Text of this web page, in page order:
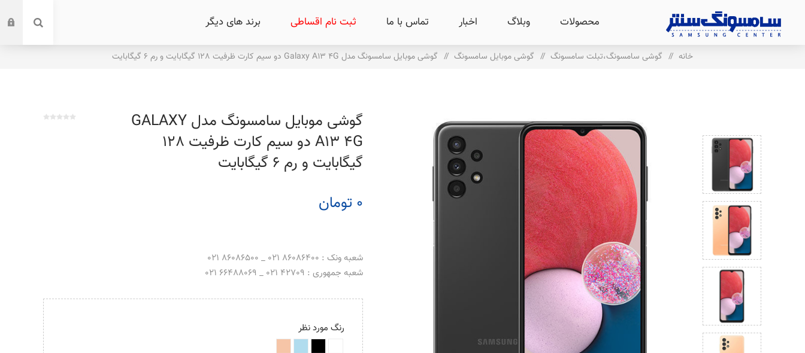
محصولات وبلاگ اخبار تماس با ما ثبت نام اقساطی برند های دیگر
خانه / گوشی سامسونگ،تبلت سامسونگ / گوشی موبایل سامسونگ / گوشی موبایل سامسونگ مدل Galaxy A13 4G دو سیم کارت ظرفیت 128 گیگابایت و رم 6 گیگابایت
گوشی موبایل سامسونگ مدل GALAXY
A13 4G دو سیم کارت ظرفیت 128
گیگابایت و رم 6 گیگابایت
0 تومان
شعبه ونک : 86086400 021 _ 86086500 021
شعبه جمهوری : 42709 021 _ 66488069 021
رنگ مورد نظر